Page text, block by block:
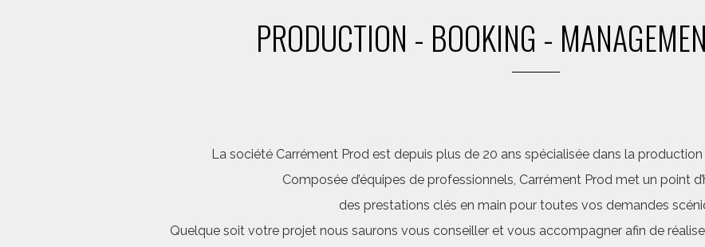
PRODUCTION - BOOKING -
La société Carrément Prod est depuis plus de 20 ans spécialisée dans la production
Composée d’équipes de professionnels, Carrément Prod met un point
des prestations clés en main pour toutes vos demandes
Quelque soit votre projet nous saurons vous conseiller et vous accompagner afin de